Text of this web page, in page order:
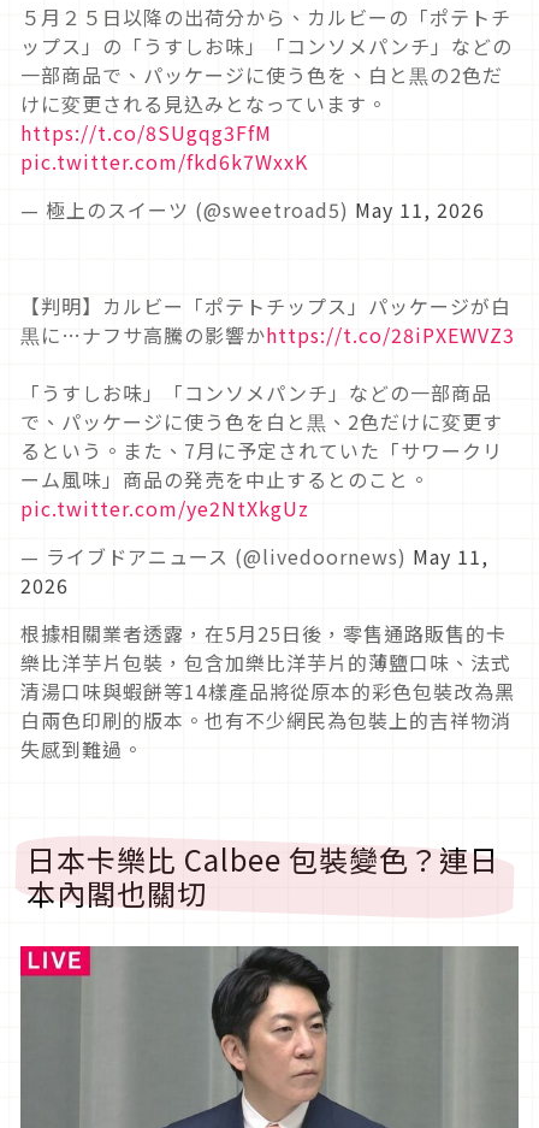
５月２５日以降の出荷分から、カルビーの「ポテトチ
ップス」の「うすしお味」「コンソメパンチ」などの
一部商品で、パッケージに使う色を、白と黒の2色だ
けに変更される見込みとなっています。
https://t.co/8SUgqg3FfM
pic.twitter.com/fkd6k7WxxK
— 極上のスイーツ (@sweetroad5) May 11, 2026
【判明】カルビー「ポテトチップス」パッケージが白
黒に…ナフサ高騰の影響かhttps://t.co/28iPXEWVZ3
「うすしお味」「コンソメパンチ」などの一部商品
で、パッケージに使う色を白と黒、2色だけに変更す
るという。また、7月に予定されていた「サワークリ
ーム風味」商品の発売を中止するとのこと。
pic.twitter.com/ye2NtXkgUz
— ライブドアニュース (@livedoornews) May 11,
2026
根據相關業者透露，在5月25日後，零售通路販售的卡
樂比洋芋片包裝，包含加樂比洋芋片的薄鹽口味、法式
清湯口味與蝦餅等14樣產品將從原本的彩色包裝改為黑
白兩色印刷的版本。也有不少網民為包裝上的吉祥物消
失感到難過。
日本卡樂比 Calbee 包裝變色？連日
本內閣也關切